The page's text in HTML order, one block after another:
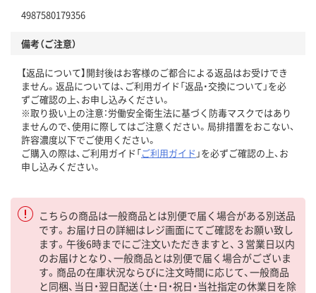
4987580179356
備考（ご注意）
【返品について】開封後はお客様のご都合による返品はお受けでき
ません。返品については、ご利用ガイド「返品・交換について」を必
ずご確認の上、お申し込みください。
※取り扱い上の注意：労働安全衛生法に基づく防毒マスクではあり
ませんので、使用に際してはご注意ください。局排措置をおこない、
許容濃度以下でご使用ください。
ご購入の際は、ご利用ガイド「ご利用ガイド 」を必ずご確認の上、お
申し込みください。
こちらの商品は一般商品とは別便で届く場合がある別送品
です。お届け日の詳細はレジ画面にてご確認をお願い致し
ます。午後6時までにご注文いただきますと、３営業日以内
のお届けとなり、一般商品とは別便で届く場合がございま
す。商品の在庫状況ならびに注文時間に応じて、一般商品
と同梱、当日・翌日配送（土・日・祝日・当社指定の休業日を除